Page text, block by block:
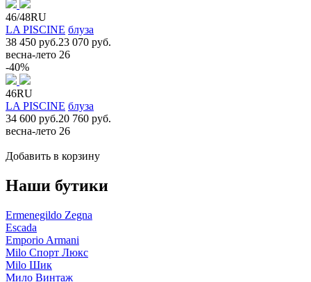
46/48RU
LA PISCINE блуза
38 450 руб.23 070 руб.
весна-лето 26
-40%
46RU
LA PISCINE блуза
34 600 руб.20 760 руб.
весна-лето 26
Добавить в корзину
Наши бутики
Ermenegildo Zegna
Escada
Emporio Armani
Milo Спорт Люкс
Milo Шик
Мило Винтаж